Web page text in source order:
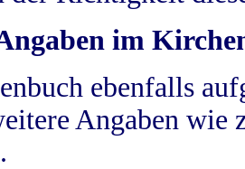
im
ebenfalls
Angaben wie